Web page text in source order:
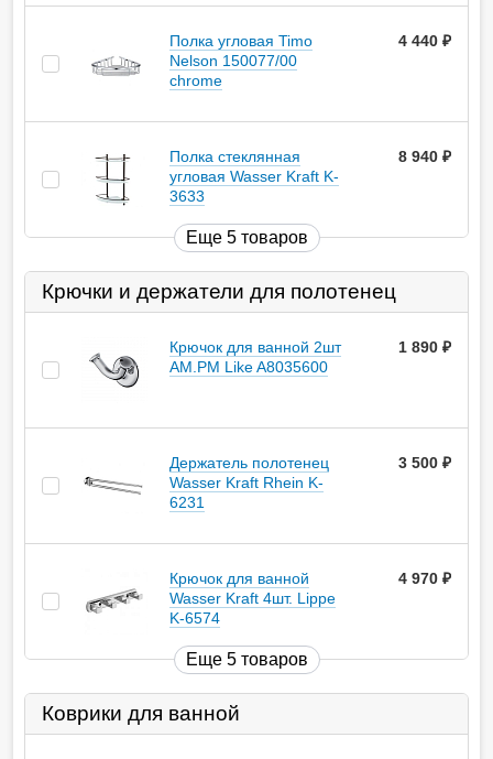
Полка угловая Timo
Nelson 150077/00
chrome
4 440
Полка стеклянная
угловая Wasser Kraft K-
3633
8 940
Еще 5 товаров
Крючки и держатели для полотенец
Крючок для ванной 2шт
AM.PM Like A8035600
1 890
Держатель полотенец
Wasser Kraft Rhein K-
6231
3 500
Крючок для ванной
Wasser Kraft 4шт. Lippe
K-6574
4 970
Еще 5 товаров
Коврики для ванной